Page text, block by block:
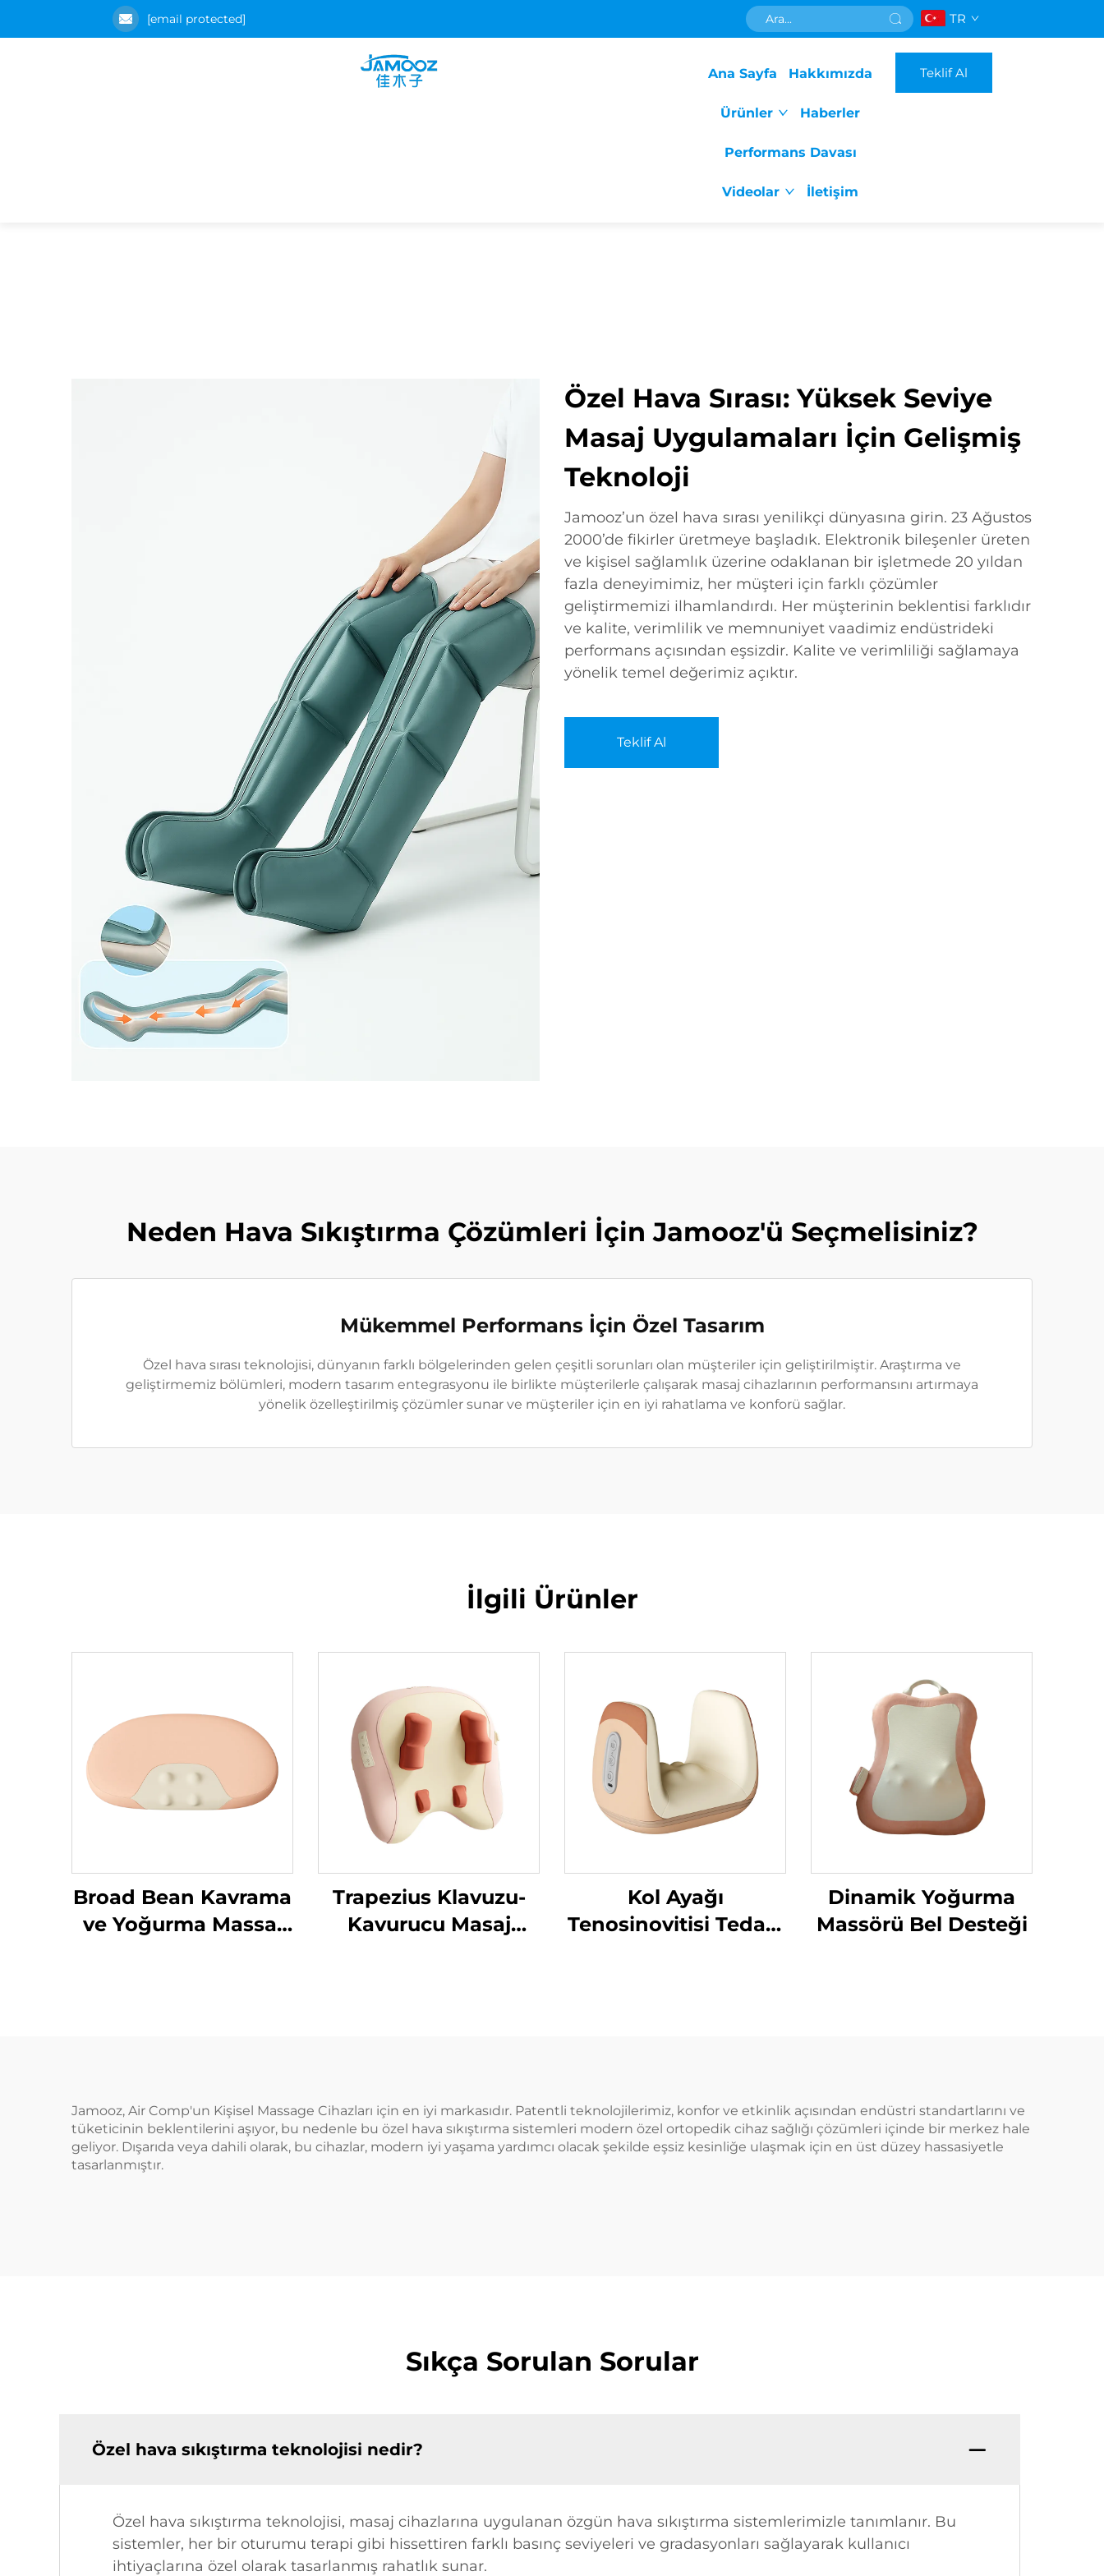
[email protected] TR
Ana Sayfa Hakkımızda
Ürünler Haberler
Performans Davası
Videolar İletişim
Teklif Al
Özel Hava Sırası: Yüksek Seviye
Masaj Uygulamaları İçin Gelişmiş
Teknoloji
Jamooz’un özel hava sırası yenilikçi dünyasına girin. 23 Ağustos
2000’de fikirler üretmeye başladık. Elektronik bileşenler üreten
ve kişisel sağlamlık üzerine odaklanan bir işletmede 20 yıldan
fazla deneyimimiz, her müşteri için farklı çözümler
geliştirmemizi ilhamlandırdı. Her müşterinin beklentisi farklıdır
ve kalite, verimlilik ve memnuniyet vaadimiz endüstrideki
performans açısından eşsizdir. Kalite ve verimliliği sağlamaya
yönelik temel değerimiz açıktır.
Teklif Al
Neden Hava Sıkıştırma Çözümleri İçin Jamooz'ü Seçmelisiniz?
Mükemmel Performans İçin Özel Tasarım
Özel hava sırası teknolojisi, dünyanın farklı bölgelerinden gelen çeşitli sorunları olan müşteriler için geliştirilmiştir. Araştırma ve
geliştirmemiz bölümleri, modern tasarım entegrasyonu ile birlikte müşterilerle çalışarak masaj cihazlarının performansını artırmaya
yönelik özelleştirilmiş çözümler sunar ve müşteriler için en iyi rahatlama ve konforü sağlar.
İlgili Ürünler
Broad Bean Kavrama
ve Yoğurma Massaj
Trapezius Klavuzu-
Kavurucu Masaj
Kol Ayağı
Tenosinovitisi Tedavi
Dinamik Yoğurma
Massörü Bel Desteği
Jamooz, Air Comp'un Kişisel Massage Cihazları için en iyi markasıdır. Patentli teknolojilerimiz, konfor ve etkinlik açısından endüstri standartlarını ve
tüketicinin beklentilerini aşıyor, bu nedenle bu özel hava sıkıştırma sistemleri modern özel ortopedik cihaz sağlığı çözümleri içinde bir merkez hale
geliyor. Dışarıda veya dahili olarak, bu cihazlar, modern iyi yaşama yardımcı olacak şekilde eşsiz kesinliğe ulaşmak için en üst düzey hassasiyetle
tasarlanmıştır.
Sıkça Sorulan Sorular
Özel hava sıkıştırma teknolojisi nedir?
Özel hava sıkıştırma teknolojisi, masaj cihazlarına uygulanan özgün hava sıkıştırma sistemlerimizle tanımlanır. Bu
sistemler, her bir oturumu terapi gibi hissettiren farklı basınç seviyeleri ve gradasyonları sağlayarak kullanıcı
ihtiyaçlarına özel olarak tasarlanmış rahatlık sunar.